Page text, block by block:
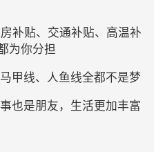
贴、交通补贴、高温补
为你分担
线、人鱼线全都不是梦
是朋友，生活更加丰富